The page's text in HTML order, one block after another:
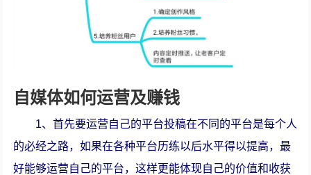
自媒体如何运营及赚钱
1、首先要运营自己的平台投稿在不同的平台是每个人
的必经之路，如果在各种平台历练以后水平得以提高，最
好能够运营自己的平台，这样更能体现自己的价值和收获